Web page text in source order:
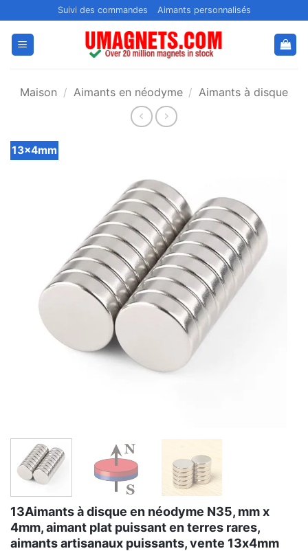
au
contenu
Suivi des commandes Aimants personnalisés
Maison / Aimants en néodyme / Aimants à disque
13x4mm
13Aimants à disque en néodyme N35, mm x
4mm, aimant plat puissant en terres rares,
aimants artisanaux puissants, vente 13x4mm